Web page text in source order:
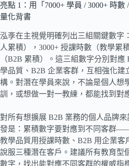
亮點 1：用「7000+ 學員 / 3000+ 時數
量化背書
泓斈在主視覺明確列出三組關鍵數字
人累積），3000+ 授課時數（教學累
（B2B 累積）。這三組數字分別對應
學品質、B2B 企業客群，互相強化建
構。對潛在學員來說，不論是個人想
訓，或想做一對一教練，都能找到對
對所有想擴展 B2B 業務的個人品牌
發是：累積數字要對應到不同客群
教學品質用授課時數、B2B 用企業客
說服三種潛在客戶。建議所有教育型
數字，找出能對應不同客群的權威指